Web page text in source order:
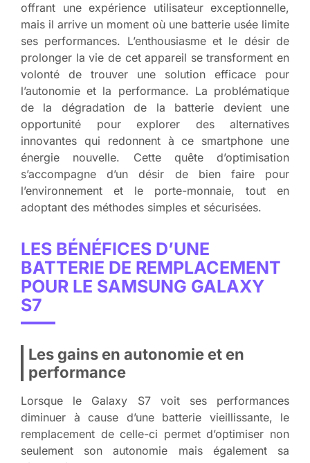
offrant une expérience utilisateur exceptionnelle,
mais il arrive un moment où une batterie usée limite
ses performances. L’enthousiasme et le désir de
prolonger la vie de cet appareil se transforment en
volonté de trouver une solution efficace pour
l’autonomie et la performance. La problématique
de la dégradation de la batterie devient une
opportunité pour explorer des alternatives
innovantes qui redonnent à ce smartphone une
énergie nouvelle. Cette quête d’optimisation
s’accompagne d’un désir de bien faire pour
l’environnement et le porte-monnaie, tout en
adoptant des méthodes simples et sécurisées.
LES BÉNÉFICES D’UNE
BATTERIE DE REMPLACEMENT
POUR LE SAMSUNG GALAXY
S7
Les gains en autonomie et en
performance
Lorsque le Galaxy S7 voit ses performances
diminuer à cause d’une batterie vieillissante, le
remplacement de celle-ci permet d’optimiser non
seulement son autonomie mais également sa